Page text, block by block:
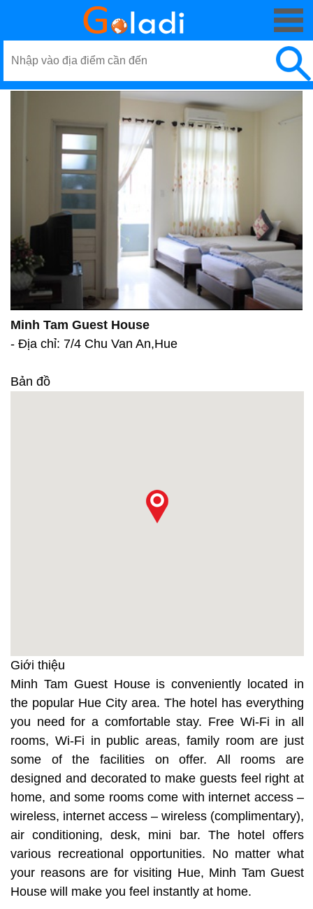
Minh Tam Guest House
- Địa chỉ: 7/4 Chu Van An,Hue
Bản đồ
Giới thiệu
Minh Tam Guest House is conveniently located in
the popular Hue City area. The hotel has everything
you need for a comfortable stay. Free Wi-Fi in all
rooms, Wi-Fi in public areas, family room are just
some of the facilities on offer. All rooms are
designed and decorated to make guests feel right at
home, and some rooms come with internet access –
wireless, internet access – wireless (complimentary),
air conditioning, desk, mini bar. The hotel offers
various recreational opportunities. No matter what
your reasons are for visiting Hue, Minh Tam Guest
House will make you feel instantly at home.